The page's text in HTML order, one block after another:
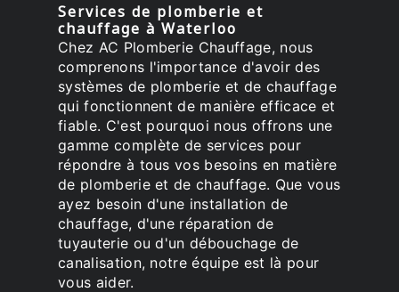
Services de plomberie et
chauffage à Waterloo
Chez AC Plomberie Chauffage, nous
comprenons l'importance d'avoir des
systèmes de plomberie et de chauffage
qui fonctionnent de manière efficace et
fiable. C'est pourquoi nous offrons une
gamme complète de services pour
répondre à tous vos besoins en matière
de plomberie et de chauffage. Que vous
ayez besoin d'une installation de
chauffage, d'une réparation de
tuyauterie ou d'un débouchage de
canalisation, notre équipe est là pour
vous aider.